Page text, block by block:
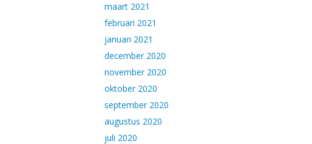
maart 2021
februari 2021
januari 2021
december 2020
november 2020
oktober 2020
september 2020
augustus 2020
juli 2020